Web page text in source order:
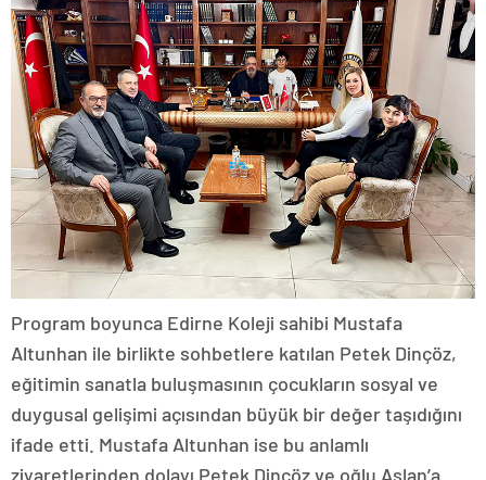
Program boyunca Edirne Koleji sahibi Mustafa
Altunhan ile birlikte sohbetlere katılan Petek Dinçöz,
eğitimin sanatla buluşmasının çocukların sosyal ve
duygusal gelişimi açısından büyük bir değer taşıdığını
ifade etti. Mustafa Altunhan ise bu anlamlı
ziyaretlerinden dolayı Petek Dinçöz ve oğlu Aslan’a